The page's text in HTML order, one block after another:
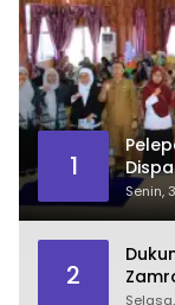
1
Senin,
2